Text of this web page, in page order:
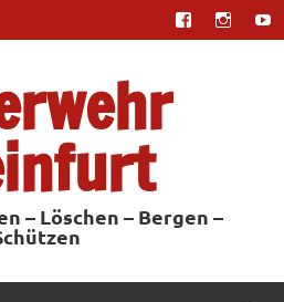
– Löschen – Bergen –